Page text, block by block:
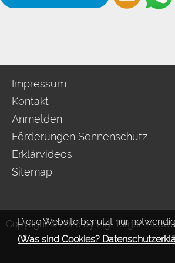
Diese Website benutzt nur
(Was sind Cookies?
Impressum
Kontakt
Anmelden
Förderungen Sonnenschutz
Erklärvideos
Sitemap
Copyright © 2026 by Ing. Jürgen